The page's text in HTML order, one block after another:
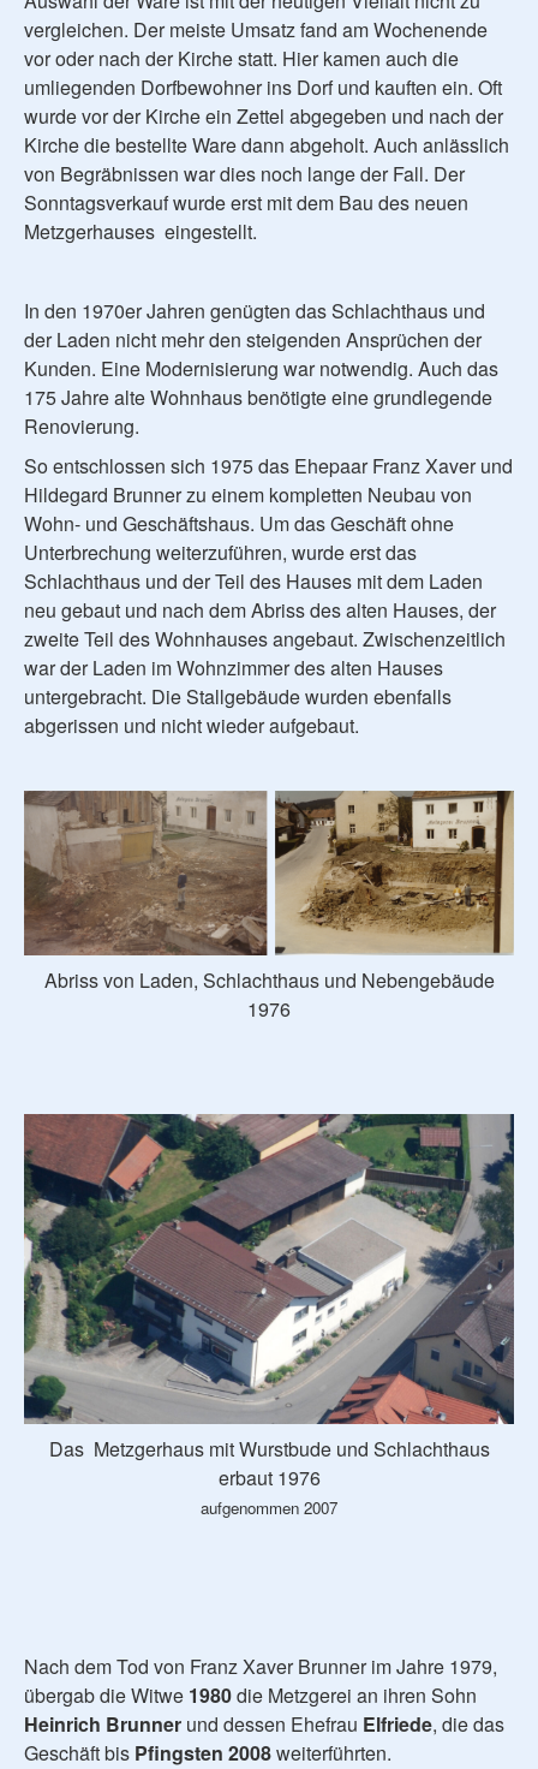
vergleichen. Der meiste Umsatz fand am Wochenende
vor oder nach der Kirche statt. Hier kamen auch die
umliegenden Dorfbewohner ins Dorf und kauften ein. Oft
wurde vor der Kirche ein Zettel abgegeben und nach der
Kirche die bestellte Ware dann abgeholt. Auch anlässlich
von Begräbnissen war dies noch lange der Fall. Der
Sonntagsverkauf wurde erst mit dem Bau des neuen
Metzgerhauses eingestellt.
In den 1970er Jahren genügten das Schlachthaus und
der Laden nicht mehr den steigenden Ansprüchen der
Kunden. Eine Modernisierung war notwendig. Auch das
175 Jahre alte Wohnhaus benötigte eine grundlegende
Renovierung.
So entschlossen sich 1975 das Ehepaar Franz Xaver und
Hildegard Brunner zu einem kompletten Neubau von
Wohn- und Geschäftshaus. Um das Geschäft ohne
Unterbrechung weiterzuführen, wurde erst das
Schlachthaus und der Teil des Hauses mit dem Laden
neu gebaut und nach dem Abriss des alten Hauses, der
zweite Teil des Wohnhauses angebaut. Zwischenzeitlich
war der Laden im Wohnzimmer des alten Hauses
untergebracht. Die Stallgebäude wurden ebenfalls
abgerissen und nicht wieder aufgebaut.
Abriss von Laden, Schlachthaus und Nebengebäude
1976
Das Metzgerhaus mit Wurstbude und Schlachthaus
erbaut 1976
aufgenommen 2007
Nach dem Tod von Franz Xaver Brunner im Jahre 1979,
übergab die Witwe 1980die Metzgerei an ihren Sohn
Heinrich Brunner und dessen Ehefrau Elfriede, die das
Geschäft bis Pfingsten 2008weiterführten.